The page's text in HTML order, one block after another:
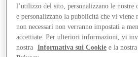
Altro
l’utilizzo del sito, personalizzano le nostre
e personalizzano la pubblicità che vi viene
non necessari non verranno impostati a
accettiate. Per ulteriori informazioni, vi
nostra
Informativa sui Cookie e la nostra